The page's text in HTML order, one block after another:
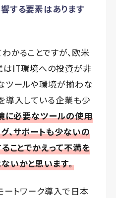
する要素はあります
かることですが、欧米
はIT環境への投資が非
ツールや環境が揃わな
導入している企業も少
に必要なツールの使用
、サポートも少ないの
ことでかえって不満を
いかと思います。
ートワーク導入で日本